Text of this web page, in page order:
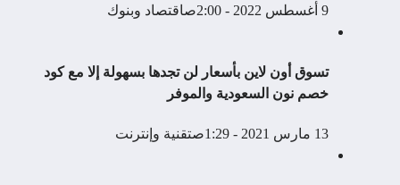
9 أغسطس 2022 - 2:00ص اقتصاد وبنوك
تسوق أون لاين بأسعار لن تجدها بسهولة إلا مع كود
خصم نون السعودية والموفر
13 مارس 2021 - 1:29ص تقنية وإنترنت